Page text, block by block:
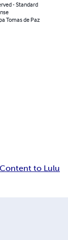
- Standard
Tomas de Paz
to Lulu